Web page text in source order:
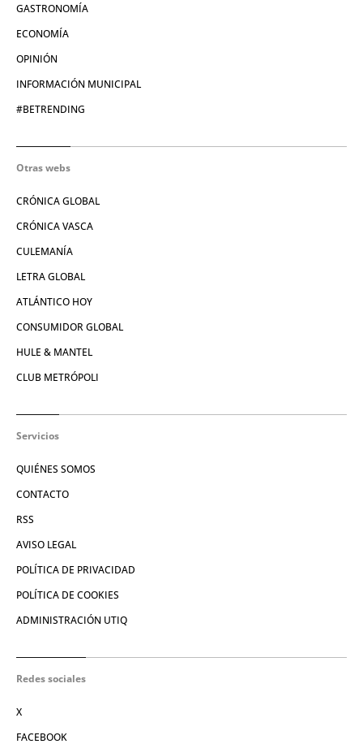
GASTRONOMÍA
ECONOMÍA
OPINIÓN
INFORMACIÓN MUNICIPAL
#BETRENDING
Otras webs
CRÓNICA GLOBAL
CRÓNICA VASCA
CULEMANÍA
LETRA GLOBAL
ATLÁNTICO HOY
CONSUMIDOR GLOBAL
HULE & MANTEL
CLUB METRÓPOLI
Servicios
QUIÉNES SOMOS
CONTACTO
RSS
AVISO LEGAL
POLÍTICA DE PRIVACIDAD
POLÍTICA DE COOKIES
ADMINISTRACIÓN UTIQ
Redes sociales
X
FACEBOOK